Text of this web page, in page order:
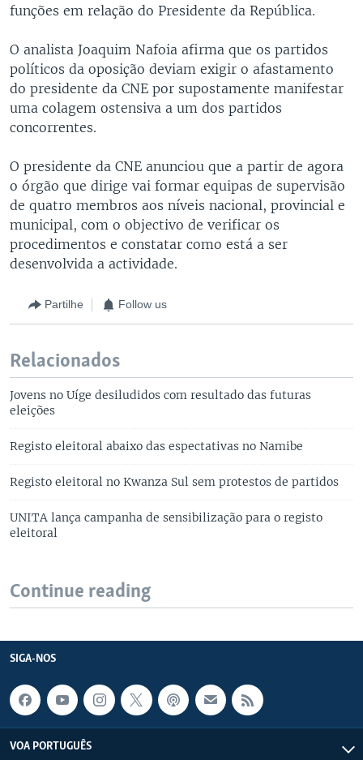
funções em relação do Presidente da República.
O analista Joaquim Nafoia afirma que os partidos
políticos da oposição deviam exigir o afastamento
do presidente da CNE por supostamente manifestar
uma colagem ostensiva a um dos partidos
concorrentes.
O presidente da CNE anunciou que a partir de agora
o órgão que dirige vai formar equipas de supervisão
de quatro membros aos níveis nacional, provincial e
municipal, com o objectivo de verificar os
procedimentos e constatar como está a ser
desenvolvida a actividade.
Partilhe Follow us
Relacionados
Jovens no Uíge desiludidos com resultado das futuras
eleições
Registo eleitoral abaixo das espectativas no Namibe
Registo eleitoral no Kwanza Sul sem protestos de partidos
UNITA lança campanha de sensibilização para o registo
eleitoral
Continue reading
SIGA-NOS
VOA PORTUGUÊS